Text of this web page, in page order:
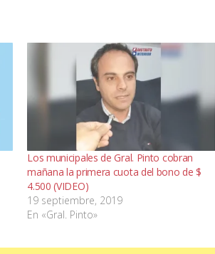
Los municipales de Gral. Pinto cobran
mañana la primera cuota del bono de $
4.500 (VIDEO)
19 septiembre, 2019
En «Gral. Pinto»